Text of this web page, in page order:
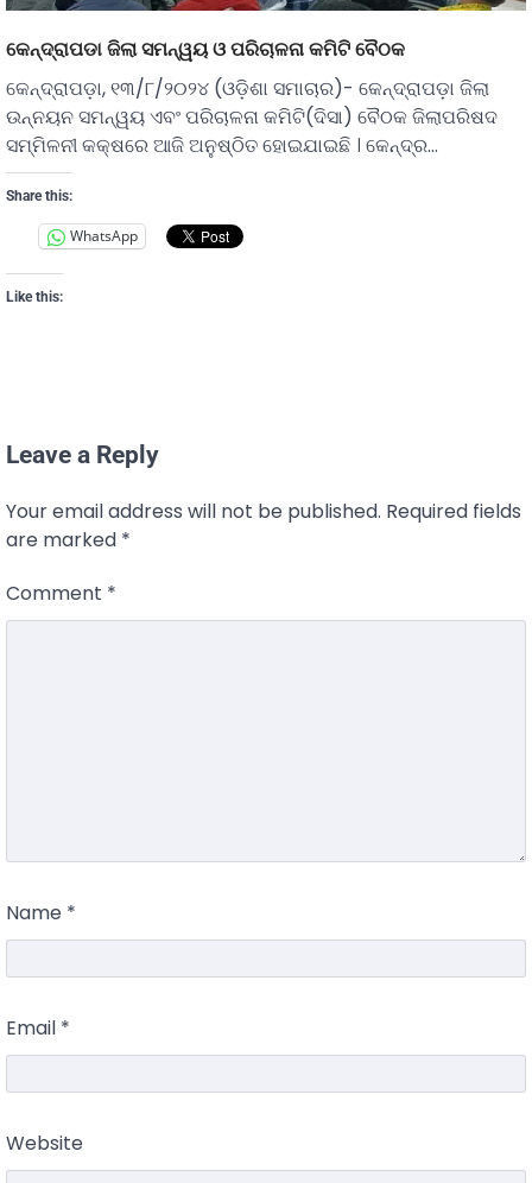
କେନ୍ଦ୍ରାପଡା ଜିଲା ସମନ୍ୱୟ ଓ ପରିଚାଳନା କମିଟି ବୈଠକ
କେନ୍ଦ୍ରାପଡ଼ା, ୧୩/୮/୨୦୨୪ (ଓଡ଼ିଶା ସମାଚାର)- କେନ୍ଦ୍ରାପଡ଼ା ଜିଲା
ଉନ୍ନୟନ ସମନ୍ୱୟ ଏବଂ ପରିଚାଳନା କମିଟି(ଦିସା) ବୈଠକ ଜିଲାପରିଷଦ
ସମ୍ମିଳନୀ କକ୍ଷରେ ଆଜି ଅନୁଷ୍ଠିତ ହୋଇଯାଇଛି । କେନ୍ଦ୍ର…
Share this:
WhatsApp
Like this:
Leave a Reply
Your email address will not be published. Required fields
are marked *
Comment *
Name *
Email *
Website